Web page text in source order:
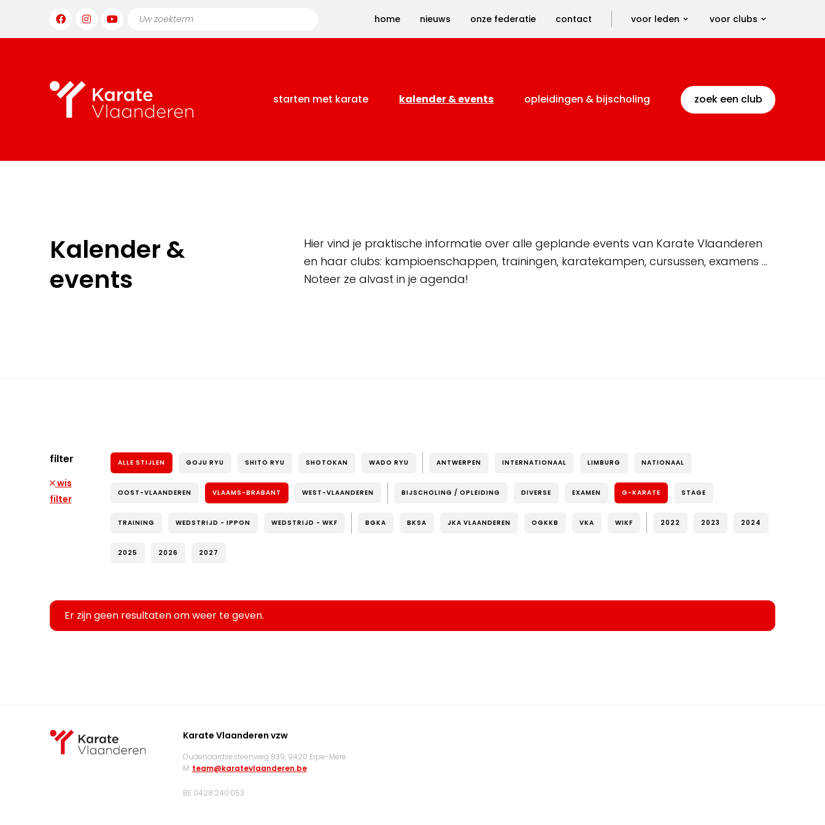
home nieuws onze federatie contact voor leden voor clubs
starten met karate kalender & events opleidingen & bijscholing zoek een club
Kalender &
events
Hier vind je praktische informatie over alle geplande events van Karate Vlaanderen
en haar clubs: kampioenschappen, trainingen, karatekampen, cursussen, examens …
Noteer ze alvast in je agenda!
filter
wis
filter
ALLE STIJLEN GOJU RYU SHITO RYU SHOTOKAN WADO RYU ANTWERPEN INTERNATIONAAL LIMBURG NATIONAAL
OOST-VLAANDEREN VLAAMS-BRABANT WEST-VLAANDEREN BIJSCHOLING / OPLEIDING DIVERSE EXAMEN G-KARATE STAGE
TRAINING WEDSTRIJD - IPPON WEDSTRIJD - WKF BGKA BKSA JKA VLAANDEREN OGKKB VKA WIKF 2022 2023 2024
2025 2026 2027
Er zijn geen resultaten om weer te geven.
Karate Vlaanderen vzw
Oudenaardsesteenweg 839, 9420 Erpe-Mere
M: team@karatevlaanderen.be
BE 0428.240.053